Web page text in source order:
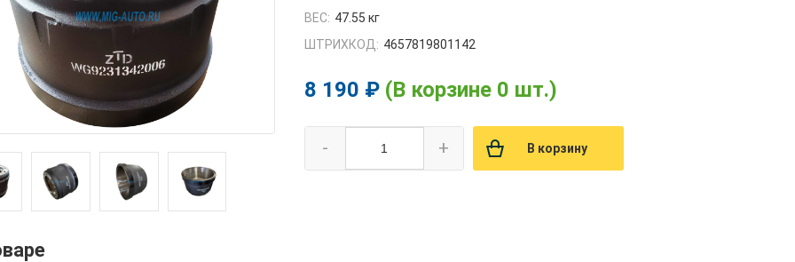
ВЕС: 47.55 кг
ШТРИХКОД: 4657819801142
8 190 ₽ (В корзине 0 шт.)
- + В корзину